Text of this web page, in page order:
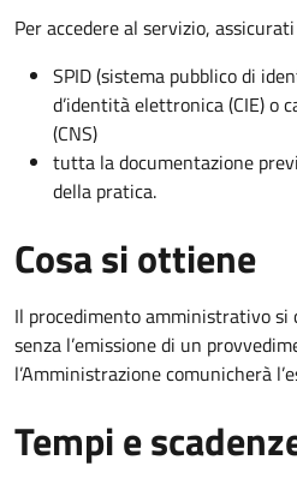
Per accedere al servizio,
SPID (sistema pubblico di
d’identità elettronica (CIE) o
(CNS)
tutta la documentazione
della pratica.
Cosa si ottiene
Il procedimento amministrativo si
senza l’emissione di un
l’Amministrazione comunicherà
Tempi e